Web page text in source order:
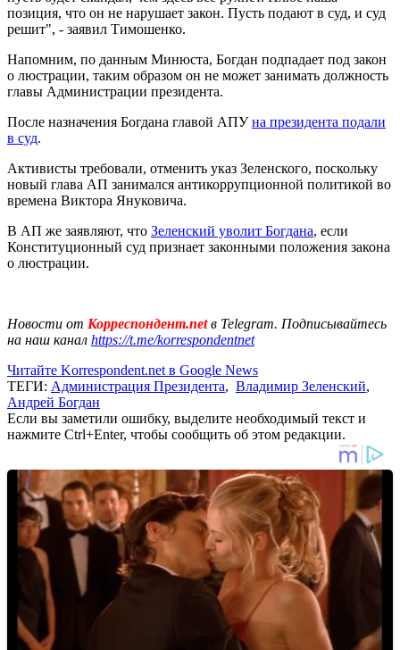
позиция, что он не нарушает закон. Пусть подают в суд, и суд
решит", - заявил Тимошенко.
Напомним, по данным Минюста, Богдан подпадает под закон
о люстрации, таким образом он не может занимать должность
главы Администрации президента.
После назначения Богдана главой АПУна президента подали
в суд.
Активисты требовали, отменить указ Зеленского, поскольку
новый глава АП занимался антикоррупционной политикой во
времена Виктора Януковича.
В АП же заявляют, что Зеленский уволит Богдана, если
Конституционный суд признает законными положения закона
о люстрации.
Новости от Корреспондент.netв Telegram. Подписывайтесь
на наш канал https://t.me/korrespondentnet
Читайте Korrespondent.net в Google News
ТЕГИ: Администрация Президента, Владимир Зеленский,
Андрей Богдан
Если вы заметили ошибку, выделите необходимый текст и
нажмите Ctrl+Enter, чтобы сообщить об этом редакции.